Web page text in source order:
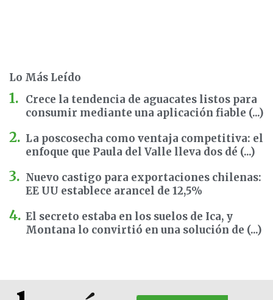
Lo Más Leído
Crece la tendencia de aguacates listos para
consumir mediante una aplicación fiable (...)
La poscosecha como ventaja competitiva: el
enfoque que Paula del Valle lleva dos dé (...)
Nuevo castigo para exportaciones chilenas:
EE UU establece arancel de 12,5%
El secreto estaba en los suelos de Ica, y
Montana lo convirtió en una solución de (...)